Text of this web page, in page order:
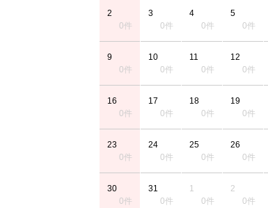
2
0件
3
0件
4
0件
5
0件
9
0件
10
0件
11
0件
12
0件
16
0件
17
0件
18
0件
19
0件
23
0件
24
0件
25
0件
26
0件
30
0件
31
0件
1
0件
2
0件